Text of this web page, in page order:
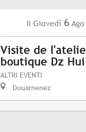
Il Giovedì 6 Ago
Visite de
boutique Dz
ALTRI EVENTI
Douarnenez